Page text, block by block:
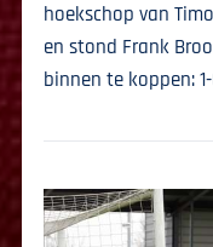
hoekschop van
en stond Frank
binnen te koppen: